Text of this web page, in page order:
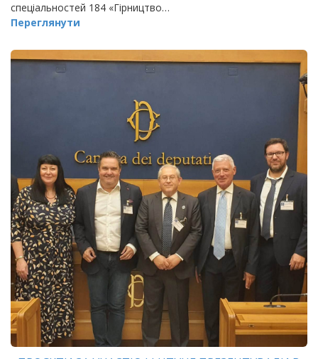
спеціальностей 184 «Гірництво…
Переглянути